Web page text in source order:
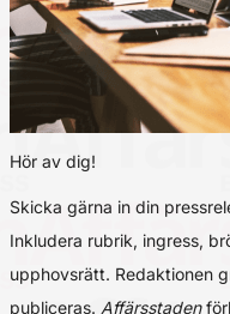
Hör av dig!
Skicka gärna in din
Inkludera rubrik, ingress,
upphovsrätt. Redaktionen
publiceras. Affärsstaden